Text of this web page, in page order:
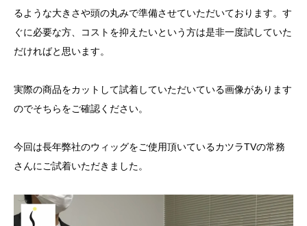
るような大きさや頭の丸みで準備させていただいております。す
ぐに必要な方、コストを抑えたいという方は是非一度試していた
だければと思います。
実際の商品をカットして試着していただいている画像があります
のでそちらをご確認ください。
今回は長年弊社のウィッグをご使用頂いているカツラTVの常務
さんにご試着いただきました。